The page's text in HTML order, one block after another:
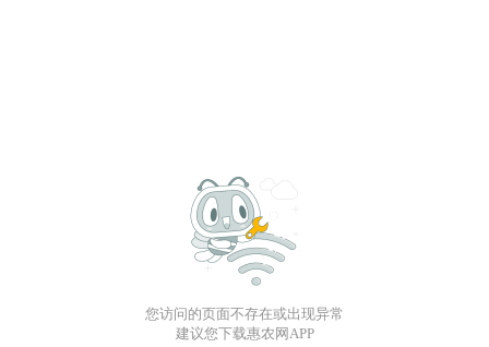
您访问的页面不存在或出现异常
建议您下载惠农网APP